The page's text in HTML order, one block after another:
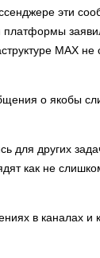
эти
платформы
MAX не
о якобы
для других
как не
в каналах и